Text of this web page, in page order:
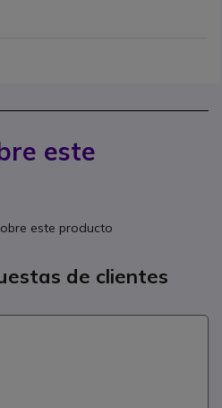
este
este producto
de clientes